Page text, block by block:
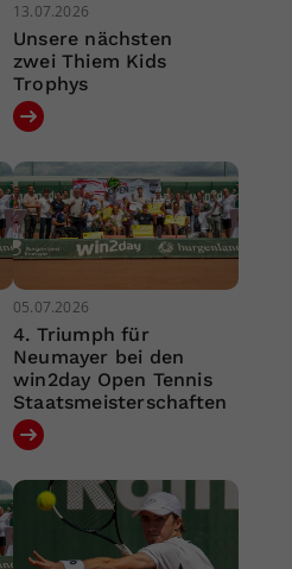
13.07.2026
Unsere nächsten
zwei Thiem Kids
Trophys
05.07.2026
4. Triumph für
Neumayer bei den
win2day Open Tennis
Staatsmeisterschaften